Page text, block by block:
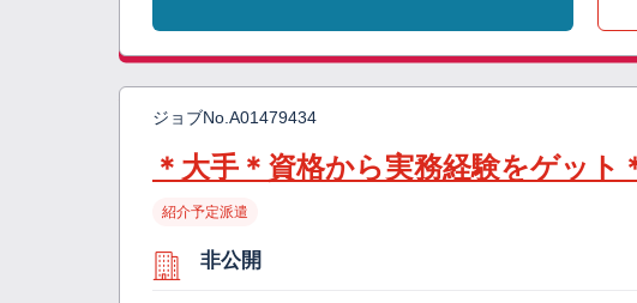
ジョブNo. A01479434
＊大手＊資格から実務経験をゲット
紹介予定派遣
非公開